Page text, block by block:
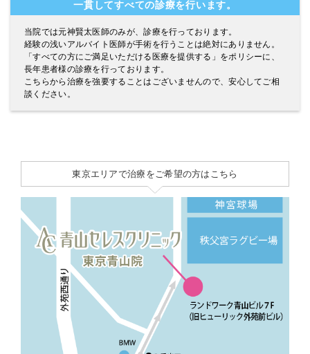
一貫してすべての診療を行います。
当院では元神賢太医師のみが、診療を行っております。
経験の浅いアルバイト医師が手術を行うことは絶対にありません。
「すべての方にご満足いただける医療を提供する」をポリシーに、
長年患者様の診療を行っております。
こちらから治療を強要することはございませんので、安心してご相
談ください。
東京エリアで治療をご希望の方はこちら